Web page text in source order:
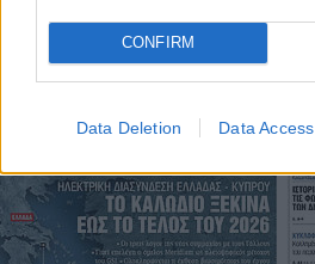
CONFIRM
Data Deletion Data Access